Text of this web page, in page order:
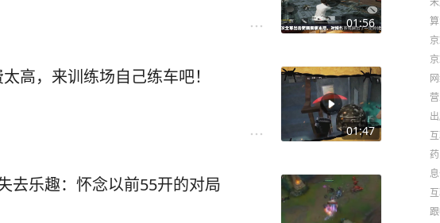
01:56
01:47
高，来训练场自己练车吧！
去乐趣：怀念以前55开的对局